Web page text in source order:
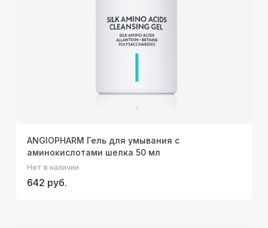
ANGIOPHARM Гель для умывания с
аминокислотами шелка 50 мл
Нет в наличии
642 руб.